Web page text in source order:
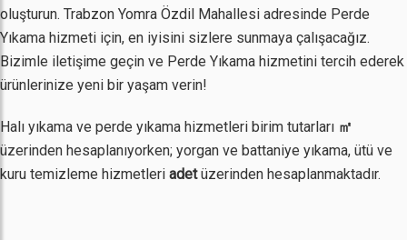
oluşturun. Trabzon Yomra Özdil Mahallesi adresinde Perde
Yıkama hizmeti için, en iyisini sizlere sunmaya çalışacağız.
Bizimle iletişime geçin ve Perde Yıkama hizmetini tercih ederek
ürünlerinize yeni bir yaşam verin!
Halı yıkama ve perde yıkama hizmetleri birim tutarları ㎡
üzerinden hesaplanıyorken; yorgan ve battaniye yıkama, ütü ve
kuru temizleme hizmetleri adetüzerinden hesaplanmaktadır.